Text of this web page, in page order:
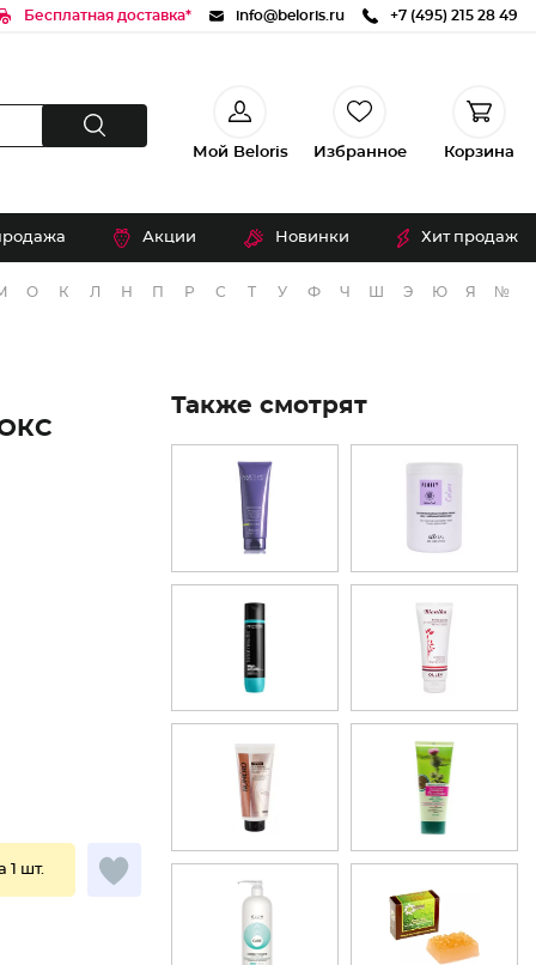
Бесплатная доставка* info@beloris.ru +7 (495) 215 28 49
Мой Beloris Избранное Корзина
Акции Новинки Хит продаж
О К Л Н П Р С Т У Ф Ч Э Ю Я №
1 шт.
Также смотрят